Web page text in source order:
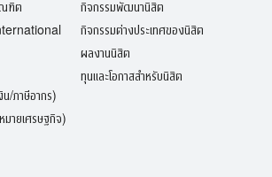
ฑิต
/ภาษีอากร)
ายเศรษฐกิจ)
กิจกรรมพัฒนานิสิต
กิจกรรมต่างประเทศของนิสิต
ผลงานนิสิต
ทุนและโอกาสสำหรับนิสิต